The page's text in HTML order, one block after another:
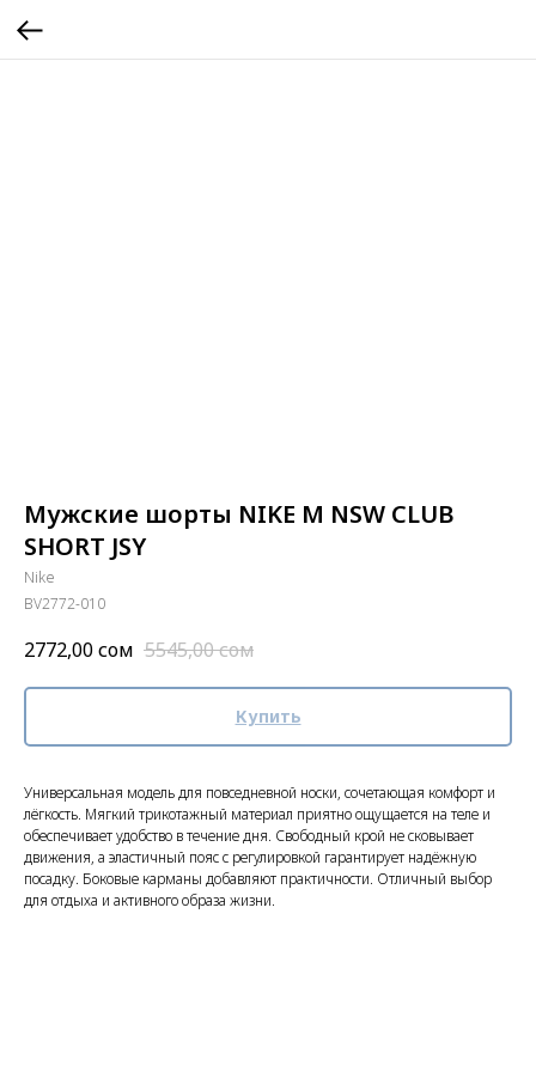
Мужские шорты NIKE M NSW CLUB
SHORT JSY
Nike
BV2772-010
2772,00сом 5545,00сом
Купить
Универсальная модель для повседневной носки, сочетающая комфорт и
лёгкость. Мягкий трикотажный материал приятно ощущается на теле и
обеспечивает удобство в течение дня. Свободный крой не сковывает
движения, а эластичный пояс с регулировкой гарантирует надёжную
посадку. Боковые карманы добавляют практичности. Отличный выбор
для отдыха и активного образа жизни.